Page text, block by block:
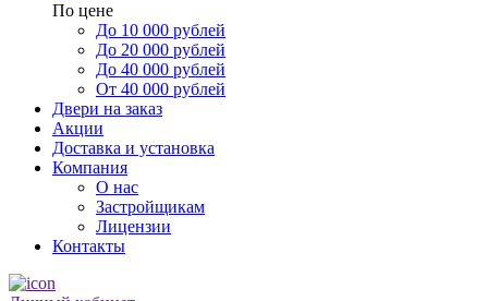
По цене
До 10 000 рублей
До 20 000 рублей
До 40 000 рублей
От 40 000 рублей
Двери на заказ
Акции
Доставка и установка
Компания
О нас
Застройщикам
Лицензии
Контакты